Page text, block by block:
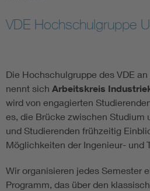
Electromobility
Energy efficiency
Energy storage
Functional safety
VDE Hochschulgruppe
Die Hochschulgruppe des VDE
nennt sich Arbeitskreis
wird von engagierten
es, die Brücke zwischen Studium
und Studierenden frühzeitig
Möglichkeiten der Ingenieur- und
Wir organisieren jedes Semester
Programm, das über den